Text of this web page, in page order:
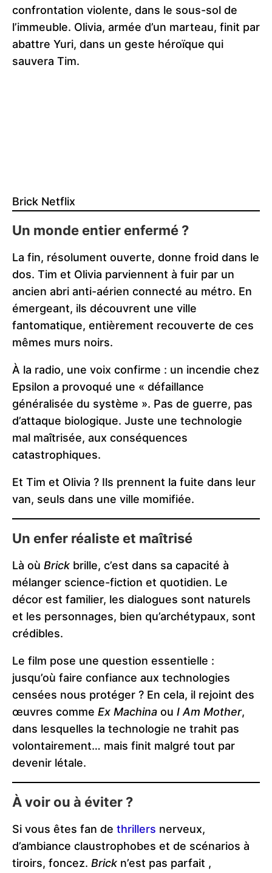
confrontation violente, dans le sous-sol de
l’immeuble. Olivia, armée d’un marteau, finit par
abattre Yuri, dans un geste héroïque qui
sauvera Tim.
Brick Netflix
Un monde entier enfermé ?
La fin, résolument ouverte, donne froid dans le
dos. Tim et Olivia parviennent à fuir par un
ancien abri anti-aérien connecté au métro. En
émergeant, ils découvrent une ville
fantomatique, entièrement recouverte de ces
mêmes murs noirs.
À la radio, une voix confirme : un incendie chez
Epsilon a provoqué une « défaillance
généralisée du système ». Pas de guerre, pas
d’attaque biologique. Juste une technologie
mal maîtrisée, aux conséquences
catastrophiques.
Et Tim et Olivia ? Ils prennent la fuite dans leur
van, seuls dans une ville momifiée.
Un enfer réaliste et maîtrisé
Là où Brick brille, c’est dans sa capacité à
mélanger science-fiction et quotidien. Le
décor est familier, les dialogues sont naturels
et les personnages, bien qu’archétypaux, sont
crédibles.
Le film pose une question essentielle :
jusqu’où faire confiance aux technologies
censées nous protéger ? En cela, il rejoint des
œuvres comme Ex Machina ou I Am Mother,
dans lesquelles la technologie ne trahit pas
volontairement… mais finit malgré tout par
devenir létale.
À voir ou à éviter ?
Si vous êtes fan de thrillers nerveux,
d’ambiance claustrophobes et de scénarios à
tiroirs, foncez. Brick n’est pas parfait ,